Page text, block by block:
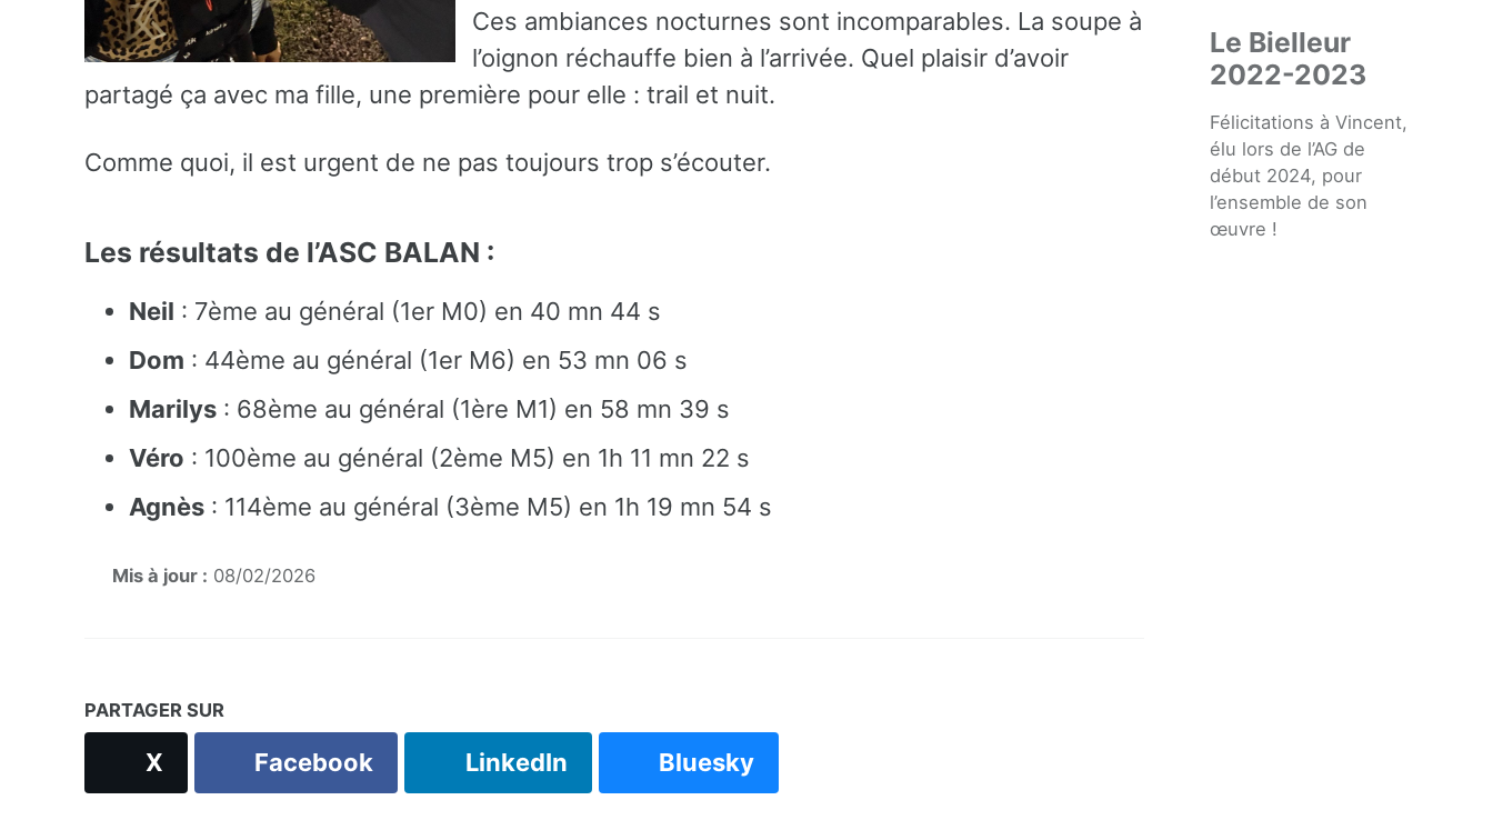
Le Bielleur
2022-2023
Félicitations à Vincent,
élu lors de l’AG de
début 2024, pour
l’ensemble de son
œuvre !
Ces ambiances nocturnes sont incomparables. La soupe à
l’oignon réchauffe bien à l’arrivée. Quel plaisir d’avoir
partagé ça avec ma fille, une première pour elle : trail et nuit.
Comme quoi, il est urgent de ne pas toujours trop s’écouter.
Les résultats de l’ASC BALAN :
Neil : 7ème au général (1er M0) en 40 mn 44 s
Dom : 44ème au général (1er M6) en 53 mn 06 s
Marilys : 68ème au général (1ère M1) en 58 mn 39 s
Véro : 100ème au général (2ème M5) en 1h 11 mn 22 s
Agnès : 114ème au général (3ème M5) en 1h 19 mn 54 s
Mis à jour : 08/02/2026
PARTAGER SUR
X Facebook LinkedIn Bluesky